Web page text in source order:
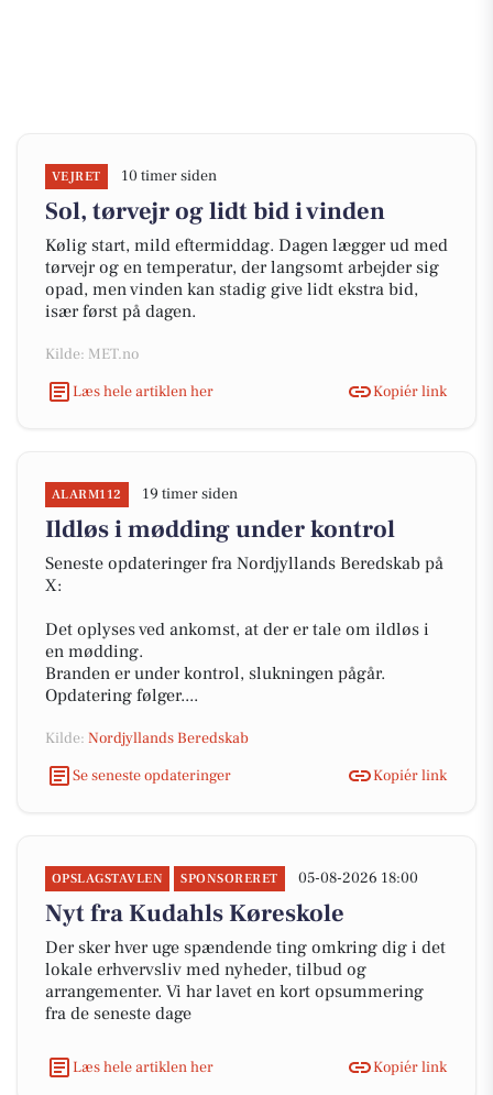
VEJRET 10 timer siden
Sol, tørvejr og lidt bid i vinden
Kølig start, mild eftermiddag. Dagen lægger ud med
tørvejr og en temperatur, der langsomt arbejder sig
opad, men vinden kan stadig give lidt ekstra bid,
især først på dagen.
Kilde: MET.no
Læs hele artiklen her
Kopiér link
ALARM112 19 timer siden
Ildløs i mødding under kontrol
Seneste opdateringer fra Nordjyllands Beredskab på
X:
Det oplyses ved ankomst, at der er tale om ildløs i
en mødding.
Branden er under kontrol, slukningen pågår.
Opdatering følger....
Kilde: Nordjyllands Beredskab
Se seneste opdateringer
Kopiér link
OPSLAGSTAVLEN SPONSORERET 05-08-2026 18:00
Nyt fra Kudahls Køreskole
Der sker hver uge spændende ting omkring dig i det
lokale erhvervsliv med nyheder, tilbud og
arrangementer. Vi har lavet en kort opsummering
fra de seneste dage
Læs hele artiklen her Kopiér link